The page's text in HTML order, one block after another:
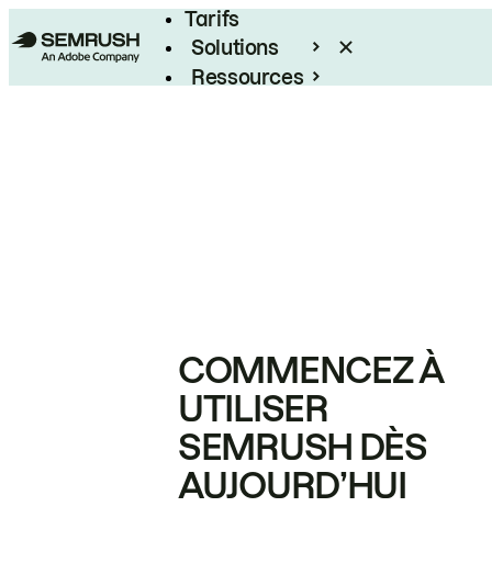
Tarifs
Solutions
Ressources
COMMENCEZ À
UTILISER
SEMRUSH DÈS
AUJOURD’HUI